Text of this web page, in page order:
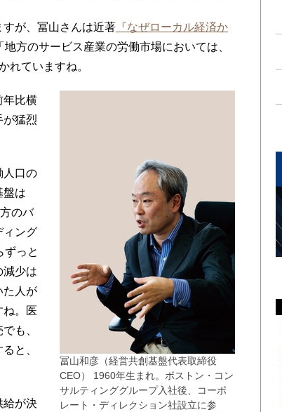
が、冨山さんは近著 『なぜローカル経済か
地方のサービス産業の労働市場においては、
れていますね。
冨山和彦（経営共創基盤代表取締役
CEO） 1960年生まれ。ボストン・コン
サルティンググループ入社後、コーポ
レート・ディレクション社設立に参
年比横
が猛烈
人口の
盤は
のバ
ィング
ずっと
減少は
た人が
ね。医
も、
と、
給が決